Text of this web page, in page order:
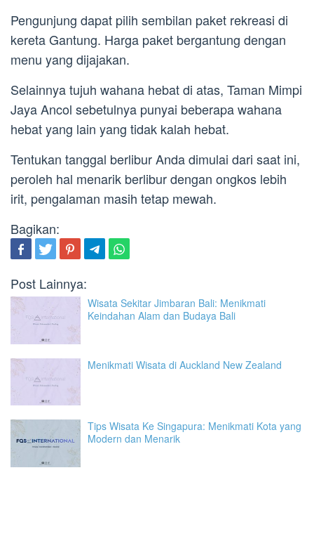
Pengunjung dapat pilih sembilan paket rekreasi di
kereta Gantung. Harga paket bergantung dengan
menu yang dijajakan.
Selainnya tujuh wahana hebat di atas, Taman Mimpi
Jaya Ancol sebetulnya punyai beberapa wahana
hebat yang lain yang tidak kalah hebat.
Tentukan tanggal berlibur Anda dimulai dari saat ini,
peroleh hal menarik berlibur dengan ongkos lebih
irit, pengalaman masih tetap mewah.
Bagikan:
Post Lainnya:
Wisata Sekitar Jimbaran Bali: Menikmati
Keindahan Alam dan Budaya Bali
Menikmati Wisata di Auckland New Zealand
Tips Wisata Ke Singapura: Menikmati Kota yang
Modern dan Menarik